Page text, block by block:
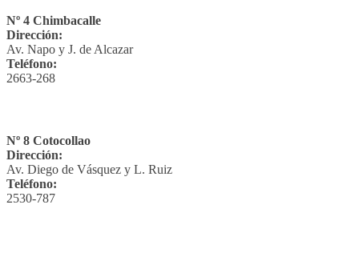
Nº 4 Chimbacalle
Dirección:
Av. Napo y J. de Alcazar
Teléfono:
2663-268
Nº 8 Cotocollao
Dirección:
Av. Diego de Vásquez y L. Ruiz
Teléfono:
2530-787